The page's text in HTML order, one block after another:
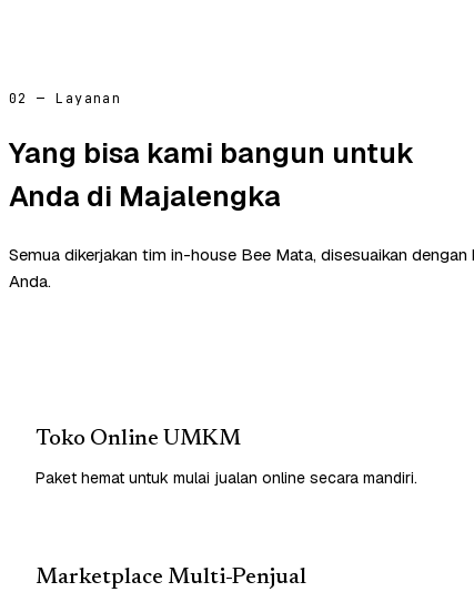
02 — Layanan
Yang bisa kami bangun untuk
Anda di Majalengka
Semua dikerjakan tim in-house Bee Mata, disesuaikan dengan
Anda.
Toko Online UMKM
Paket hemat untuk mulai jualan online secara mandiri.
Marketplace Multi-Penjual